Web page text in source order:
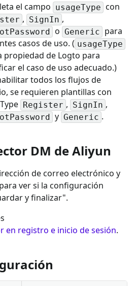
el campo usageType con
, SignIn ,
o Generic para
casos de uso. ( usageType
propiedad de Logto para
el caso de uso adecuado.)
todos los flujos de
se requieren plantillas con
Register , SignIn ,
y Generic .
DM de Aliyun
de correo electrónico y
ver si la configuración
y finalizar".
en registro e inicio de sesión.